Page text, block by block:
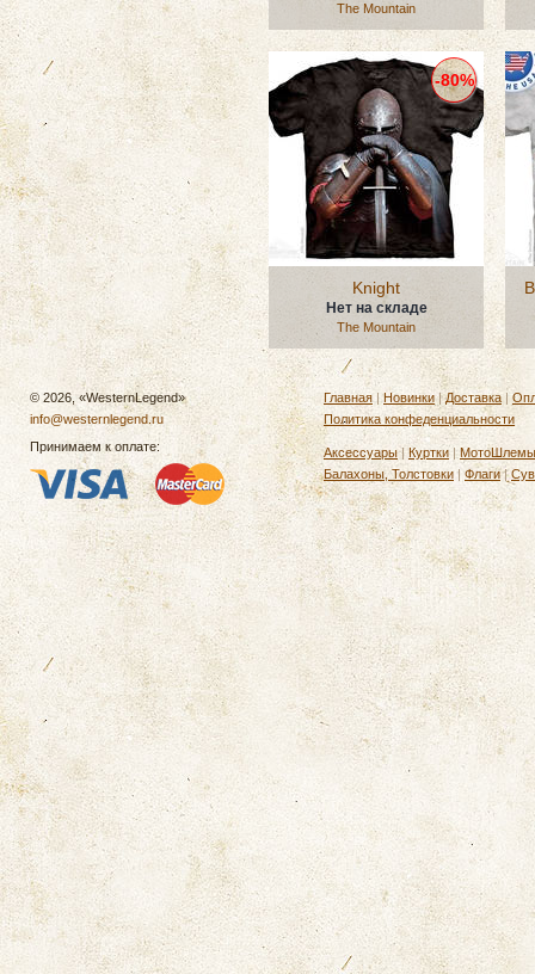
The Mountain
Knight
Нет на складе
The Mountain
-80%
© 2026, «WesternLegend»
info@westernlegend.ru
Принимаем к оплате:
Главная |Новинки|Доставка |
Политика конфеденциальности
Аксессуары| Куртки |МотоШлемы
Балахоны, Толстовки | Флаги|